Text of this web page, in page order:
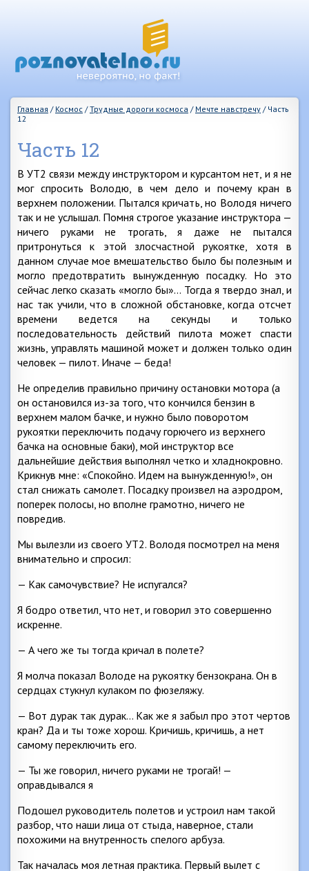
Главная / Космос /Трудные дороги космоса / Мечте навстречу / Часть
12
Часть 12
В УТ2 связи между инструктором и курсантом нет, и я не
мог спросить Володю, в чем дело и почему кран в
верхнем положении. Пытался кричать, но Володя ничего
так и не услышал. Помня строгое указание инструктора —
ничего руками не трогать, я даже не пытался
притронуться к этой злосчастной рукоятке, хотя в
данном случае мое вмешательство было бы полезным и
могло предотвратить вынужденную посадку. Но это
сейчас легко сказать «могло бы»… Тогда я твердо знал, и
нас так учили, что в сложной обстановке, когда отсчет
времени ведется на секунды и только
последовательность действий пилота может спасти
жизнь, управлять машиной может и должен только один
человек — пилот. Иначе — беда!
Не определив правильно причину остановки мотора (а
он остановился из-за того, что кончился бензин в
верхнем малом бачке, и нужно было поворотом
рукоятки переключить подачу горючего из верхнего
бачка на основные баки), мой инструктор все
дальнейшие действия выполнял четко и хладнокровно.
Крикнув мне: «Спокойно. Идем на вынужденную!», он
стал снижать самолет. Посадку произвел на аэродром,
поперек полосы, но вполне грамотно, ничего не
повредив.
Мы вылезли из своего УТ2. Володя посмотрел на меня
внимательно и спросил:
— Как самочувствие? Не испугался?
Я бодро ответил, что нет, и говорил это совершенно
искренне.
— А чего же ты тогда кричал в полете?
Я молча показал Володе на рукоятку бензокрана. Он в
сердцах стукнул кулаком по фюзеляжу.
— Вот дурак так дурак… Как же я забыл про этот чертов
кран? Да и ты тоже хорош. Кричишь, кричишь, а нет
самому переключить его.
— Ты же говорил, ничего руками не трогай! —
оправдывался я
Подошел руководитель полетов и устроил нам такой
разбор, что наши лица от стыда, наверное, стали
похожими на внутренность спелого арбуза.
Так началась моя летная практика. Первый вылет с